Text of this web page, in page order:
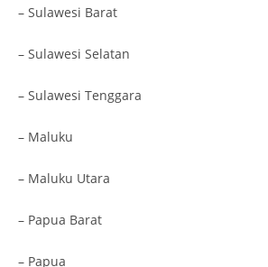
– Sulawesi Barat
– Sulawesi Selatan
– Sulawesi Tenggara
– Maluku
– Maluku Utara
– Papua Barat
– Papua